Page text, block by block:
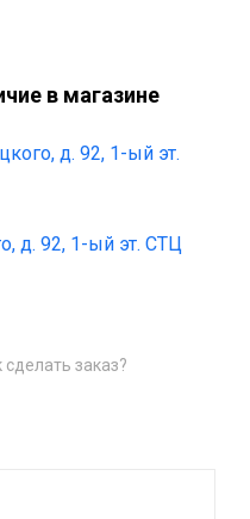
в магазине
д. 92, 1-ый эт.
д. 92, 1-ый эт. СТЦ
сделать заказ?